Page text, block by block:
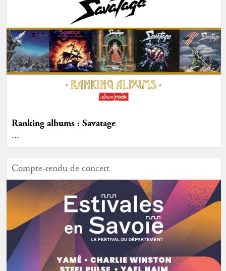
Ranking albums : Savatage
...
Compte-rendu de concert